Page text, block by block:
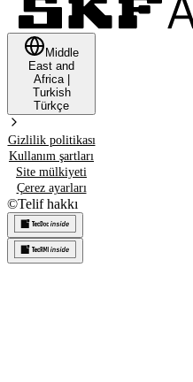
Middle
East and
Africa|
Turkish
Türkçe
Gizlilik politikası
Kullanım şartları
Site mülkiyeti
Çerez ayarları
©Telif hakkı